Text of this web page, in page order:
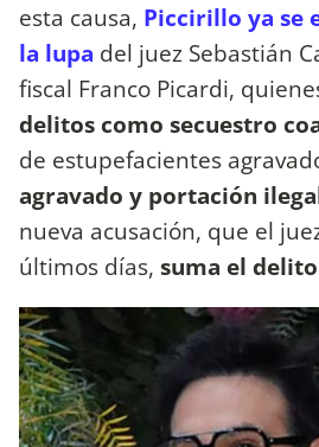
esta causa, Piccirillo ya se
la lupa del juez Sebastián
fiscal Franco Picardi,
delitos como secuestro
de estupefacientes
agravado y portación
nueva acusación, que el
últimos días, suma el